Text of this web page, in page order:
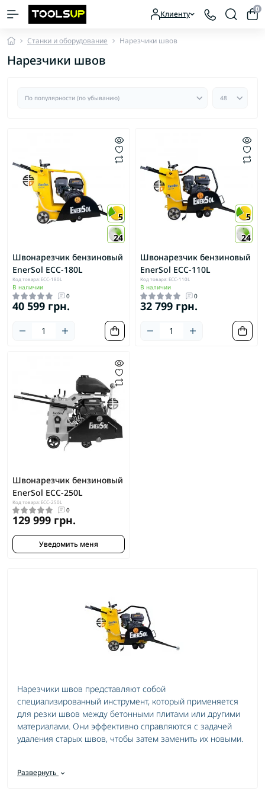
Клиенту 0
Станки и оборудование Нарезчики швов
Нарезчики швов
5
24
Швонарезчик бензиновый
EnerSol ECC-180L
Код товара: ECC-180L
В наличии
0
40 599 грн.
5
24
Швонарезчик бензиновый
EnerSol ECC-110L
Код товара: ECC-110L
В наличии
0
32 799 грн.
Швонарезчик бензиновый
EnerSol ECC-250L
Код товара: ECC-250L
0
129 999 грн.
Уведомить меня
Нарезчики швов представляют собой
специализированный инструмент, который применяется
для резки швов между бетонными плитами или другими
материалами. Они эффективно справляются с задачей
удаления старых швов, чтобы затем заменить их новыми.
Развернуть